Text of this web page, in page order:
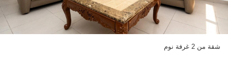
شقة من 2 غرفة نوم